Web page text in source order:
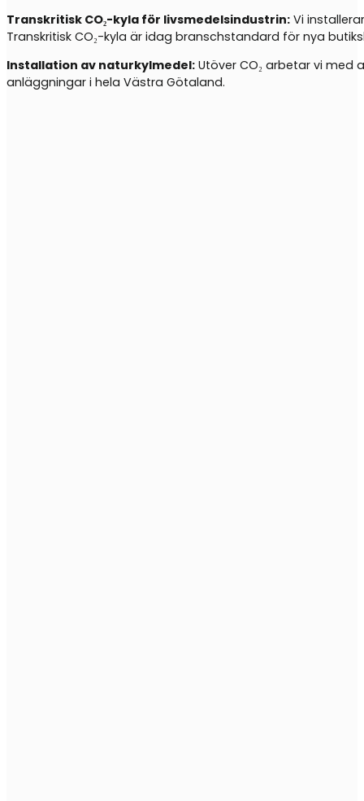
Transkritisk CO₂-kyla för livsmedelsindustrin: Vi
Transkritisk CO₂-kyla är idag branschstandard för nya
Installation av naturkylmedel: Utöver CO₂ arbetar vi med
anläggningar i hela Västra Götaland.